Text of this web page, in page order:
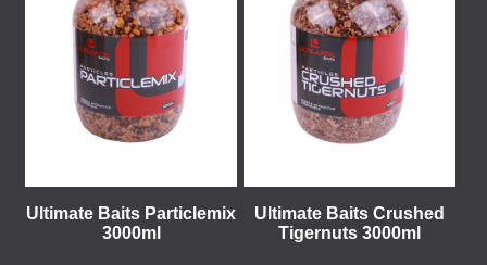
Ultimate Baits Particlemix
3000ml
Ultimate Baits Crushed
Tigernuts 3000ml